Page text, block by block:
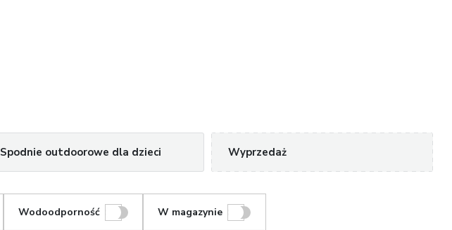
Spodnie outdoorowe dla dzieci Wyprzedaż
Wodoodporność W magazynie